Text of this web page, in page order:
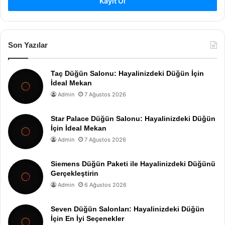
Son Yazılar
Taç Düğün Salonu: Hayalinizdeki Düğün İçin
İdeal Mekan
Admin 7 Ağustos 2026
Star Palace Düğün Salonu: Hayalinizdeki Düğün
İçin İdeal Mekan
Admin 7 Ağustos 2026
Siemens Düğün Paketi ile Hayalinizdeki Düğünü
Gerçekleştirin
Admin 6 Ağustos 2026
Seven Düğün Salonları: Hayalinizdeki Düğün
İçin En İyi Seçenekler